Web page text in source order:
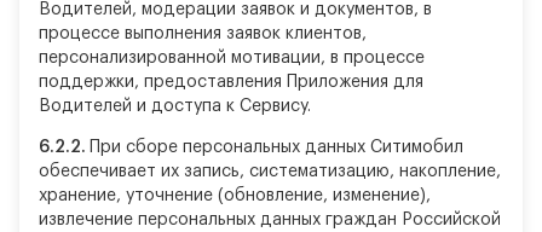
Водителей, модерации заявок и документов, в
процессе выполнения заявок клиентов,
персонализированной мотивации, в процессе
поддержки, предоставления Приложения для
Водителей и доступа к Сервису.
6.2.2.
При сборе персональных данных Ситимобил
обеспечивает их запись, систематизацию, накопление,
хранение, уточнение (обновление, изменение),
извлечение персональных данных граждан Российской